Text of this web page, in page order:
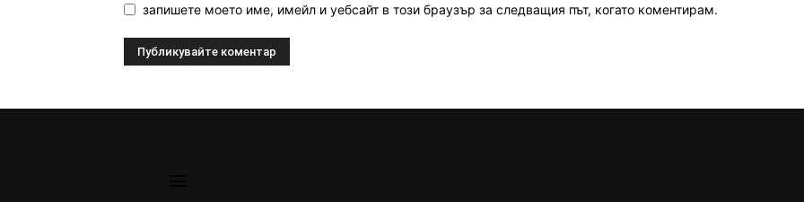
запишете моето име, имейл и уебсайт в този браузър за следващия път, когато коментирам.